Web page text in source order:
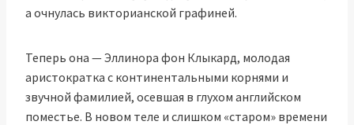
а очнулась викторианской графиней.
Теперь она — Эллинора фон Клыкард, молодая
аристократка с континентальными корнями и
звучной фамилией, осевшая в глухом английском
поместье. В новом теле и слишком «‎старом» времени